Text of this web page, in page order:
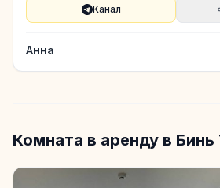
Канал
Анна
Комната в аренду в Бинь